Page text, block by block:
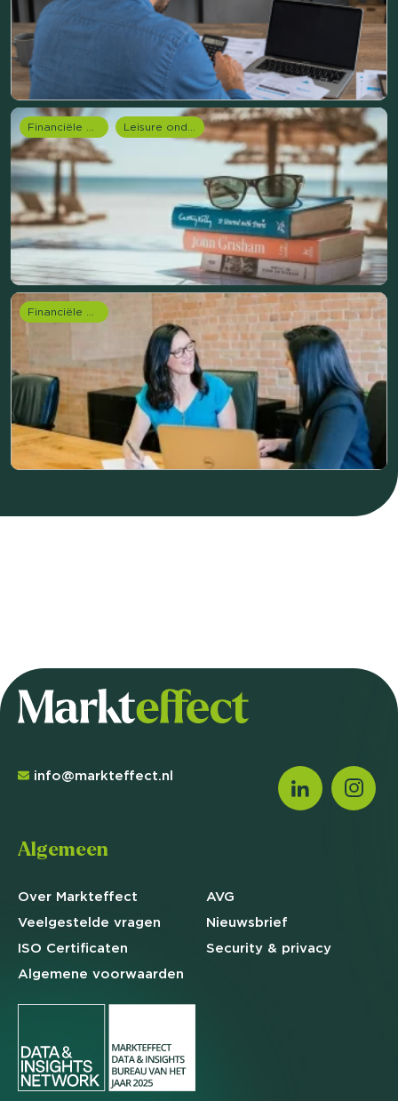
Financiële dienstverlening Leisure onderzoek
Financiële dienstverlening
info@markteffect.nl
Algemeen
Over Markteffect
Veelgestelde vragen
ISO Certificaten
Algemene voorwaarden
AVG
Nieuwsbrief
Security & privacy